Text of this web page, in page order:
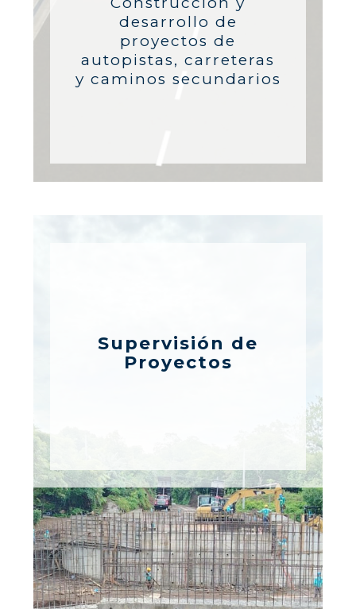
desarrollo de
proyectos de
autopistas, carreteras
y caminos secundarios
Supervisión de
Proyectos